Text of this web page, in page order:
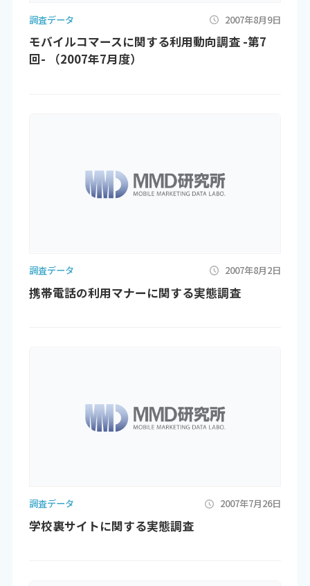
調査データ 2007年8月9日
モバイルコマースに関する利用動向調査 -第7
回- （2007年7月度）
調査データ 2007年8月2日
携帯電話の利用マナーに関する実態調査
調査データ 2007年7月26日
学校裏サイトに関する実態調査